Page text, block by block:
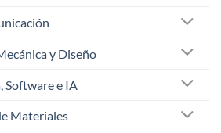
y Diseño
Software e IA
Materiales